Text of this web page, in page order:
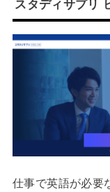
スタディサプリ
仕事で英語が必要